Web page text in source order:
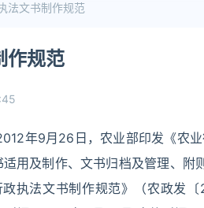
法文书制作规范
作规范
年9月26日，农业部印发《农
用及制作、文书归档及管理、
执法文书制作规范》（农政发